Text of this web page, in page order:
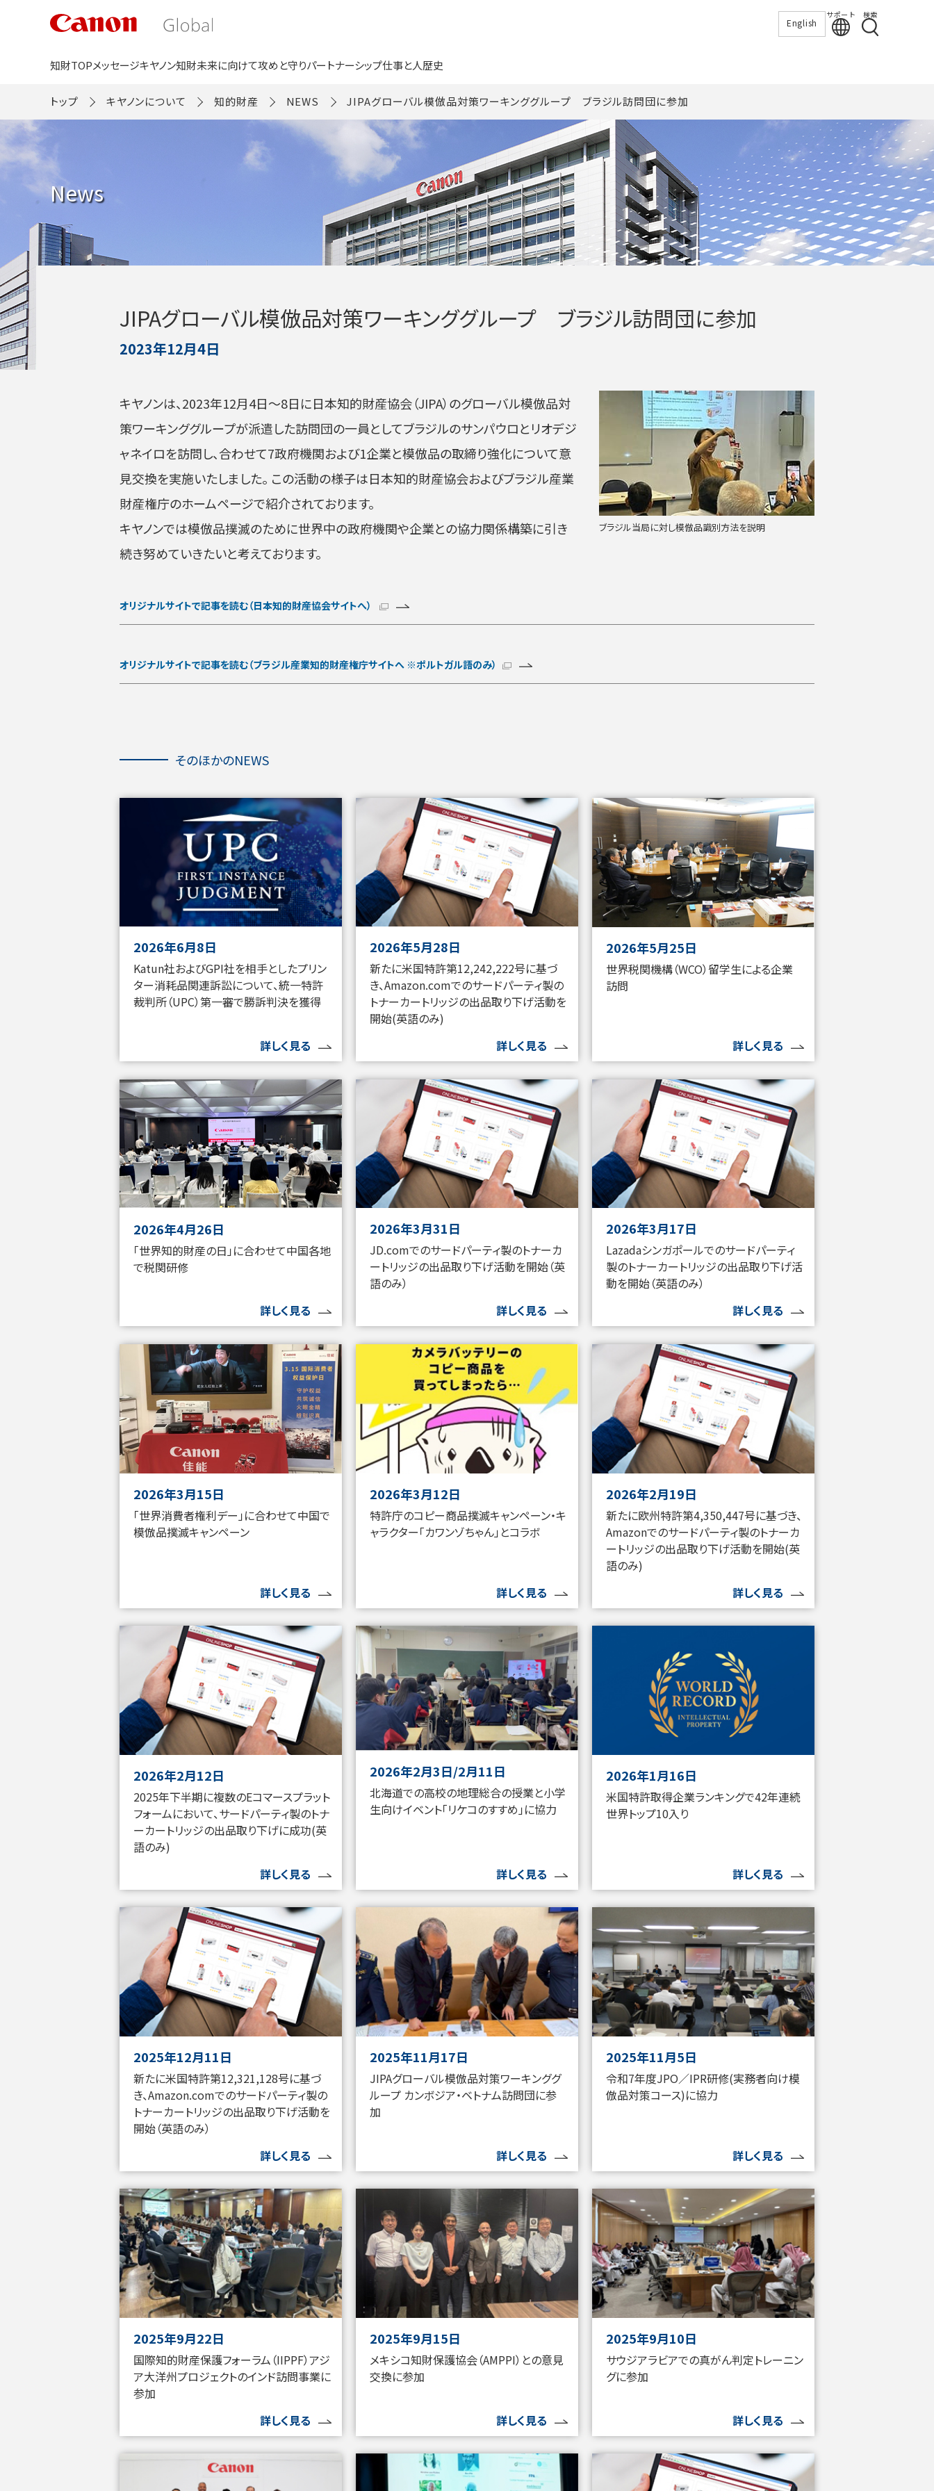
移
動
す
English
サポート 検索
知財TOPメッセージキヤノン知財未来に向けて攻めと守りパートナーシップ仕事と人歴史
トップ キヤノンについて 知的財産 NEWS JIPAグローバル模倣品対策ワーキンググループ ブラジル訪問団に参加
News
JIPAグローバル模倣品対策ワーキンググループ ブラジル訪問団に参加
2023年12月4日
キヤノンは、2023年12月4日～8日に日本知的財産協会（JIPA）のグローバル模倣品対
策ワーキンググループが派遣した訪問団の一員としてブラジルのサンパウロとリオデジ
ャネイロを訪問し、合わせて7政府機関および1企業と模倣品の取締り強化について意
見交換を実施いたしました。 この活動の様子は日本知的財産協会およびブラジル産業
財産権庁のホームページで紹介されております。
キヤノンでは模倣品撲滅のために世界中の政府機関や企業との協力関係構築に引き
続き努めていきたいと考えております。
ブラジル当局に対し模倣品識別方法を説明
オリジナルサイトで記事を読む（日本知的財産協会サイトへ）
オリジナルサイトで記事を読む（ブラジル産業知的財産権庁サイトへ ※ポルトガル語のみ）
そのほかのNEWS
ほ
NEWS
を
2026年6月8日
Katun社およびGPI社を相手としたプリン
ター消耗品関連訴訟について、統一特許
裁判所（UPC）第一審で勝訴判決を獲得
詳しく見る
2026年5月28日
新たに米国特許第12,242,222号に基づ
き、Amazon.comでのサードパーティ製の
トナーカートリッジの出品取り下げ活動を
開始(英語のみ)
詳しく見る
2026年5月25日
世界税関機構（WCO）留学生による企業
訪問
詳しく見る
2026年4月26日
「世界知的財産の日」に合わせて中国各地
で税関研修
詳しく見る
2026年3月31日
JD.comでのサードパーティ製のトナーカ
ートリッジの出品取り下げ活動を開始（英
語のみ）
詳しく見る
2026年3月17日
Lazadaシンガポールでのサードパーティ
製のトナーカートリッジの出品取り下げ活
動を開始（英語のみ）
詳しく見る
2026年3月15日
「世界消費者権利デー」に合わせて中国で
模倣品撲滅キャンペーン
詳しく見る
2026年3月12日
特許庁のコピー商品撲滅キャンペーン・キ
ャラクター「カワンゾちゃん」とコラボ
詳しく見る
2026年2月19日
新たに欧州特許第4,350,447号に基づき、
Amazonでのサードパーティ製のトナーカ
ートリッジの出品取り下げ活動を開始(英
語のみ)
詳しく見る
2026年2月12日
2025年下半期に複数のEコマースプラット
フォームにおいて、サードパーティ製のトナ
ーカートリッジの出品取り下げに成功(英
語のみ)
詳しく見る
2026年2月3日/2月11日
北海道での高校の地理総合の授業と小学
生向けイベント「リケコのすすめ」に協力
詳しく見る
2026年1月16日
米国特許取得企業ランキングで42年連続
世界トップ10入り
詳しく見る
2025年12月11日
新たに米国特許第12,321,128号に基づ
き、Amazon.comでのサードパーティ製の
トナーカートリッジの出品取り下げ活動を
開始（英語のみ）
詳しく見る
2025年11月17日
JIPAグローバル模倣品対策ワーキンググ
ループ カンボジア・ベトナム訪問団に参
加
詳しく見る
2025年11月5日
令和7年度JPO／IPR研修(実務者向け模
倣品対策コース)に協力
詳しく見る
2025年9月22日
国際知的財産保護フォーラム（IIPPF）アジ
ア大洋州プロジェクトのインド訪問事業に
参加
詳しく見る
2025年9月15日
メキシコ知財保護協会（AMPPI）との意見
交換に参加
詳しく見る
2025年9月10日
サウジアラビアでの真がん判定トレーニン
グに参加
詳しく見る